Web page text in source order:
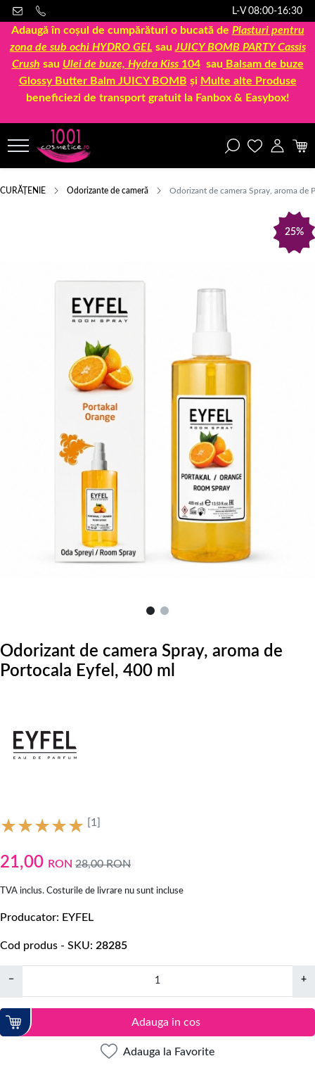
L-V 08:00-16:30
Adaugă în coșul de cumpărături o bucată de Plasturi pentru
zona de sub ochi HYDRO GEL sau JUICY BOMB PARTY Cassis
Crush sau Ulei de buze, Hydra Kiss 104sau Balsam de buze
Glossy Butter Balm JUICY BOMB și Multe alte Produse
beneficiezi de transport gratuit la Fanbox & Easybox!
CURĂȚENIE Odorizante de cameră Odorizant de camera Spray, aroma de
25%
Odorizant de camera Spray, aroma de
Portocala Eyfel, 400 ml
[1]
21,00 RON 28,00RON
TVA inclus. Costurile de livrare nu sunt incluse
Producator EYFEL
Cod produs - SKU 28285
− +
Adauga in cos
Adauga la Favorite